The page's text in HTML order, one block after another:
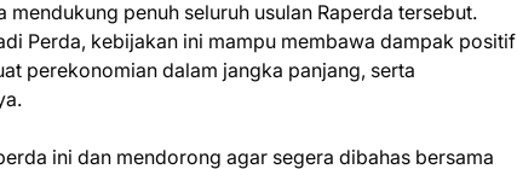
penuh seluruh usulan Raperda tersebut.
Perda, kebijakan ini mampu membawa dampak positif
perekonomian dalam jangka panjang, serta
ini dan mendorong agar segera dibahas bersama